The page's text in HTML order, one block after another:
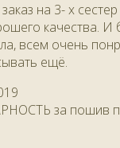
на 3- х
качества. И
всем очень
ещё.
за пошив